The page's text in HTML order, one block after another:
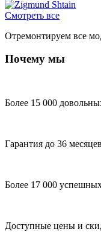
Смотреть все
Отремонтируем все
Почему мы
Более 15 000
Гарантия до 36 месяцев
Более 17 000
Доступные цены и